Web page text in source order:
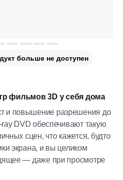
фильмов 3D у себя дома
и повышение разрешения до
DVD обеспечивают такую
сцен, что кажется, будто
экрана, и вы целиком
— даже при просмотре
больше не доступен